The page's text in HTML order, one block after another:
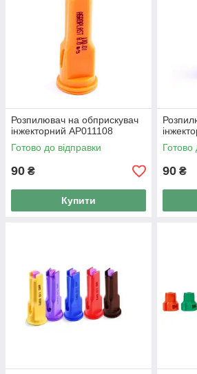
Розпилювач на обприскувач
інжекторний AP011108
Готово до відправки
90 ₴
Купити
Готово
90 ₴